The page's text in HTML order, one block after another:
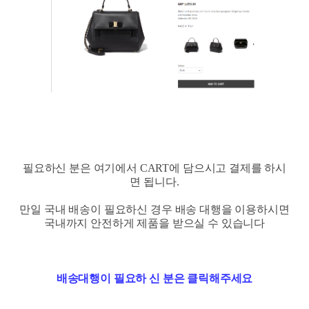
필요하신 분은 여기에서 CART에 담으시고 결제를 하시
면 됩니다.
만일 국내 배송이 필요하신 경우 배송 대행을 이용하시면
국내까지 안전하게 제품을 받으실 수 있습니다
배송대행이 필요하 신 분은 클릭해주세요